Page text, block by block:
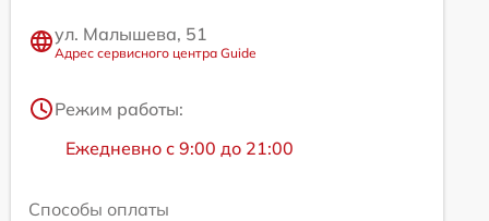
ул. Малышева, 51
Адрес сервисного центра Guide
Режим работы:
Ежедневно с 9:00 до 21:00
Способы оплаты